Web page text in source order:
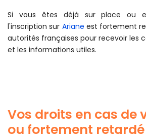
Si vous êtes déjà sur place ou
l'inscription sur Ariane est fortement
autorités françaises pour recevoir les
et les informations utiles.
Vos droits en cas de
ou fortement retardé